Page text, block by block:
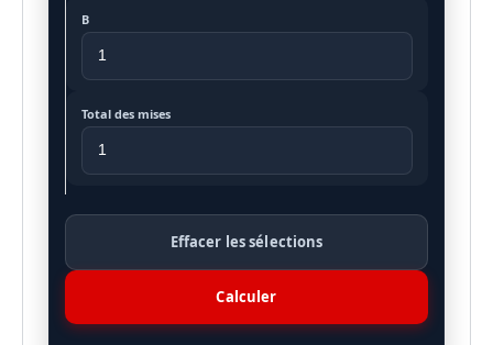
B
Total des mises
Effacer les sélections
Calculer